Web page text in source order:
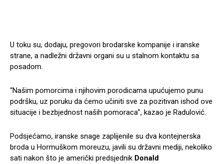
U toku su, dodaju, pregovori brodarske kompanije i iranske
strane, a nadležni državni organi su u stalnom kontaktu sa
posadom.
“Našim pomorcima i njihovim porodicama upućujemo punu
podršku, uz poruku da ćemo učiniti sve za pozitivan ishod ove
situacije i bezbjednost naših pomoraca”, kazao je Radulović.
Podsjećamo, iranske snage zaplijenile su dva kontejnerska
broda u Hormuškom moreuzu, javili su državni mediji, nekoliko
sati nakon što je američki predsjednik Donald